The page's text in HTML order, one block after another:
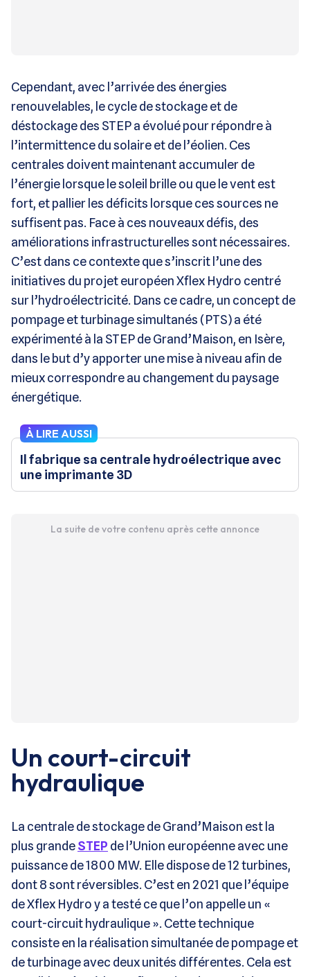
Cependant, avec l’arrivée des énergies
renouvelables, le cycle de stockage et de
déstockage des STEP a évolué pour répondre à
l’intermittence du solaire et de l’éolien. Ces
centrales doivent maintenant accumuler de
l’énergie lorsque le soleil brille ou que le vent est
fort, et pallier les déficits lorsque ces sources ne
suffisent pas. Face à ces nouveaux défis, des
améliorations infrastructurelles sont nécessaires.
C’est dans ce contexte que s’inscrit l’une des
initiatives du projet européen Xflex Hydro centré
sur l’hydroélectricité. Dans ce cadre, un concept de
pompage et turbinage simultanés (PTS) a été
expérimenté à la STEP de Grand’Maison, en Isère,
dans le but d’y apporter une mise à niveau afin de
mieux correspondre au changement du paysage
énergétique.
À LIRE AUSSI
Il fabrique sa centrale hydroélectrique avec
une imprimante 3D
La suite de votre contenu après cette annonce
Un court-circuit
hydraulique
La centrale de stockage de Grand’Maison est la
plus grandeSTEP de l’Union européenne avec une
puissance de 1800 MW. Elle dispose de 12 turbines,
dont 8 sont réversibles. C’est en 2021 que l’équipe
de Xflex Hydro y a testé ce que l’on appelle un «
court-circuit hydraulique ». Cette technique
consiste en la réalisation simultanée de pompage et
de turbinage avec deux unités différentes. Cela est